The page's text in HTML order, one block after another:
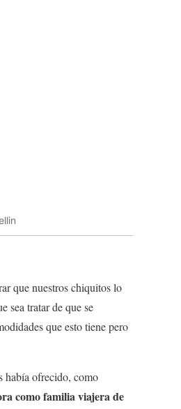
que nuestros chiquitos lo
sea tratar de que se
que esto tiene pero
había ofrecido, como
como familia viajera de